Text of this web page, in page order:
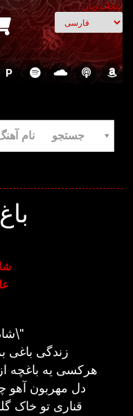
انتخاب زبان
P
جستجو نام
\"شادمهر عقیلی\"
زندگی باغی
هرکسی یه باغچه
دل مهربون آهو
قناری تو خاک